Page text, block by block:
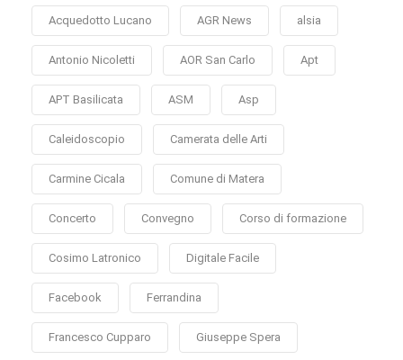
Acquedotto Lucano AGR News alsia
Antonio Nicoletti AOR San Carlo Apt
APT Basilicata ASM Asp
Caleidoscopio Camerata delle Arti
Carmine Cicala Comune di Matera
Concerto Convegno Corso di formazione
Cosimo Latronico Digitale Facile
Facebook Ferrandina
Francesco Cupparo Giuseppe Spera